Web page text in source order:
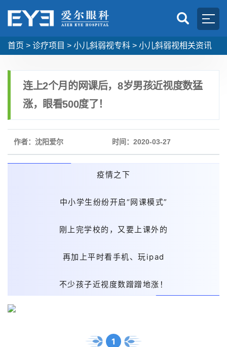
首页 > 诊疗项目 > 小儿斜弱视专科 > 小儿斜弱视相关资讯
连上2个月的网课后，8岁男孩近视度数猛
涨，眼看500度了！
作者：沈阳爱尔 时间：2020-03-27
疫情之下
中小学生纷纷开启“网课模式”
刚上完学校的，又要上课外的
再加上平时看手机、玩ipad
不少孩子近视度数蹭蹭地涨！
1